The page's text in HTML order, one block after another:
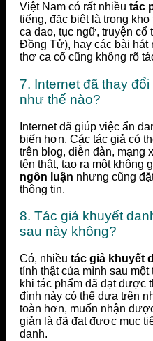
Việt Nam có rất nhiều tác
tiếng, đặc biệt là trong
ca dao, tục ngữ, truyện cổ
Đồng Tử), hay các bài hát
thơ ca cổ cũng không rõ
7. Internet đã thay
như thế nào?
Internet đã giúp việc ẩn
biến hơn. Các tác giả có
trên blog, diễn đàn, mạng
tên thật, tạo ra một không
ngôn luận nhưng cũng
thông tin.
8. Tác giả khuyết
sau này không?
Có, nhiều tác giả khuyết
tính thật của mình sau
khi tác phẩm đã đạt được
định này có thể dựa trên
toàn hơn, muốn nhận
giản là đã đạt được mục
danh.